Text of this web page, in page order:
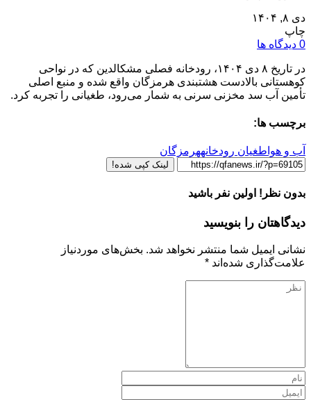
دی ۸, ۱۴۰۴
چاپ
0 دیدگاه ها
در تاریخ ۸ دی ۱۴۰۴، رودخانه فصلی مشکالدین که در نواحی
کوهستانی بالادست هشتبندی هرمزگان واقع شده و منبع اصلی
تأمین آب سد مخزنی سرنی به شمار می‌رود، طغیانی را تجربه کرد.
برچسب ها:
آب و هوا طغیان رودخانههرمزگان
لینک کپی شده!
بدون نظر! اولین نفر باشید
دیدگاهتان را بنویسید
نشانی ایمیل شما منتشر نخواهد شد. بخش‌های موردنیاز
علامت‌گذاری شده‌اند *